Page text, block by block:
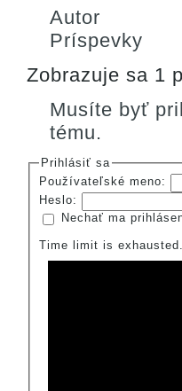
Autor
Príspevky
Zobrazuje sa 1
Musíte byť
tému.
Prihlásiť sa
Používateľské meno:
Heslo:
Nechať ma
Time limit is